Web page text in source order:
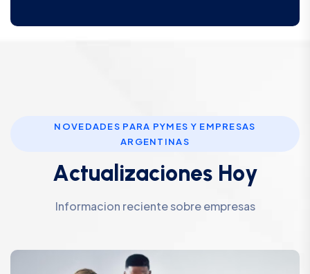
NOVEDADES PARA PYMES Y EMPRESAS
ARGENTINAS
Actua izaciones Hoy
Informacion reciente sobre empresas